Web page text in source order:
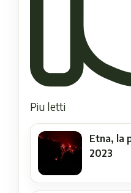
Piu letti
Etna, la
2023